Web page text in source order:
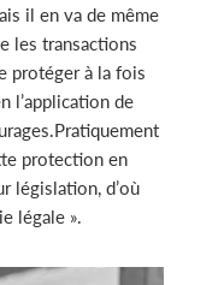
il en va de même
les transactions
protéger à la fois
l’application de
protection en
législation, d’où
légale ».